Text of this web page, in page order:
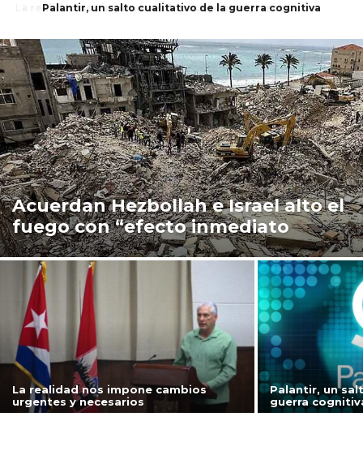
Palantir, un salto cualitativo de la guerra cognitiva
Los diez “antisemitas” más influyentes, según el gobierno
Acuerdan Hezbollah e Israel alto el
fuego con “efecto inmediato
La realidad nos impone cambios
urgentes y necesarios
Palantir, un
guerra